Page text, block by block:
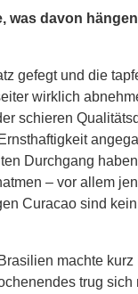
was davon
gefegt und die
wirklich
schieren
Durchgang
– vor allem
Curacao sind
machte
trug